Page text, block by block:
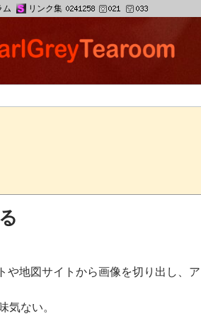
や地図サイトから画像を切り出し、ア
ない。
ム リンク集